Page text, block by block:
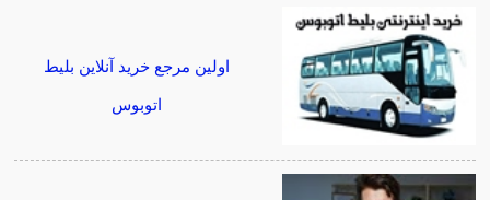
اولین مرجع خرید آنلاین بلیط
اتوبوس